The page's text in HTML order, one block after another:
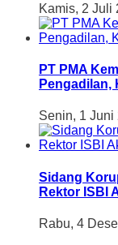
Kamis, 2 Juli
PT PMA
Pengadilan,
Senin, 1 Juni
Sidang
Rektor ISBI
Rabu, 4